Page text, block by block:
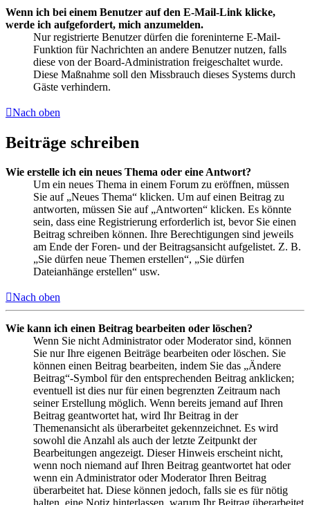
Wenn ich bei einem Benutzer auf den E-Mail-Link klicke,
werde ich aufgefordert, mich anzumelden.
Nur registrierte Benutzer dürfen die foreninterne E-Mail-
Funktion für Nachrichten an andere Benutzer nutzen, falls
diese von der Board-Administration freigeschaltet wurde.
Diese Maßnahme soll den Missbrauch dieses Systems durch
Gäste verhindern.
Nach oben
Beiträge schreiben
Wie erstelle ich ein neues Thema oder eine Antwort?
Um ein neues Thema in einem Forum zu eröffnen, müssen
Sie auf „Neues Thema“ klicken. Um auf einen Beitrag zu
antworten, müssen Sie auf „Antworten“ klicken. Es könnte
sein, dass eine Registrierung erforderlich ist, bevor Sie einen
Beitrag schreiben können. Ihre Berechtigungen sind jeweils
am Ende der Foren- und der Beitragsansicht aufgelistet. Z. B.
„Sie dürfen neue Themen erstellen“, „Sie dürfen
Dateianhänge erstellen“ usw.
Nach oben
Wie kann ich einen Beitrag bearbeiten oder löschen?
Wenn Sie nicht Administrator oder Moderator sind, können
Sie nur Ihre eigenen Beiträge bearbeiten oder löschen. Sie
können einen Beitrag bearbeiten, indem Sie das „Ändere
Beitrag“-Symbol für den entsprechenden Beitrag anklicken;
eventuell ist dies nur für einen begrenzten Zeitraum nach
seiner Erstellung möglich. Wenn bereits jemand auf Ihren
Beitrag geantwortet hat, wird Ihr Beitrag in der
Themenansicht als überarbeitet gekennzeichnet. Es wird
sowohl die Anzahl als auch der letzte Zeitpunkt der
Bearbeitungen angezeigt. Dieser Hinweis erscheint nicht,
wenn noch niemand auf Ihren Beitrag geantwortet hat oder
wenn ein Administrator oder Moderator Ihren Beitrag
überarbeitet hat. Diese können jedoch, falls sie es für nötig
halten, eine Notiz hinterlassen, warum Ihr Beitrag überarbeitet